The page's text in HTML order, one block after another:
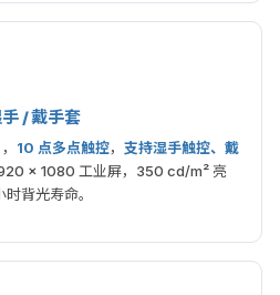
/ 戴手套
， 10 点多点触控， 支持湿手触控、戴
× 1080 工业屏，350 cd/m² 亮
背光寿命。